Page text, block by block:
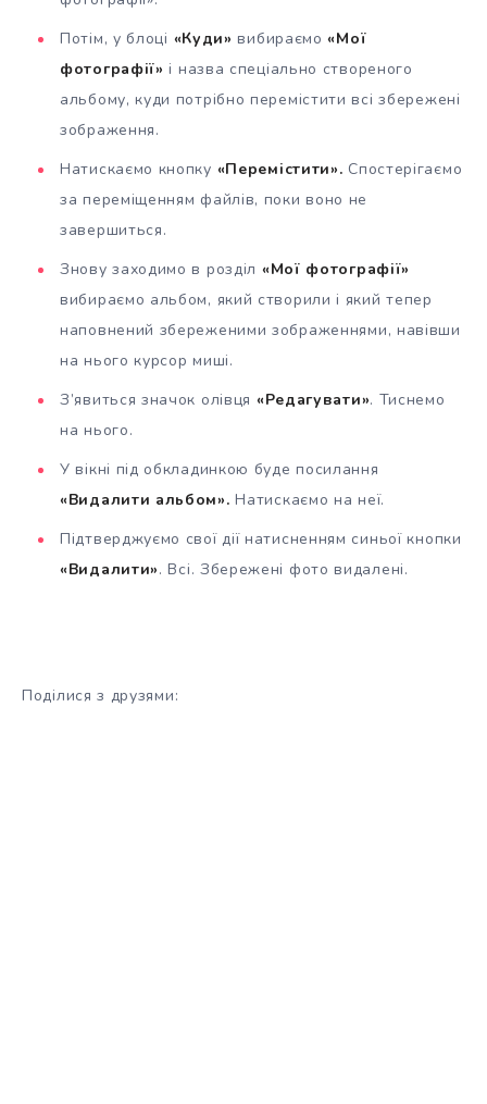
Потім, у блоці «Куди» вибираємо«Мої
фотографії» і назва спеціально створеного
альбому, куди потрібно перемістити всі збережені
зображення.
Натискаємо кнопку «Перемістити». Спостерігаємо
за переміщенням файлів, поки воно не
завершиться.
Знову заходимо в розділ «Мої фотографії»
вибираємо альбом, який створили і який тепер
наповнений збереженими зображеннями, навівши
на нього курсор миші.
З’явиться значок олівця «Редагувати». Тиснемо
на нього.
У вікні під обкладинкою буде посилання
«Видалити альбом». Натискаємо на неї.
Підтверджуємо свої дії натисненням синьої кнопки
«Видалити». Всі. Збережені фото видалені.
Поділися з друзями: